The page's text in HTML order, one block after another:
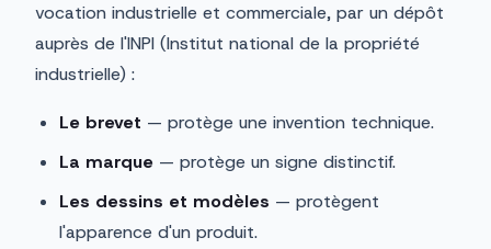
vocation industrielle et commerciale, par un dépôt
auprès de l'INPI (Institut national de la propriété
industrielle) :
Le brevet — protège une invention technique.
La marque — protège un signe distinctif.
Les dessins et modèles — protègent
l'apparence d'un produit.